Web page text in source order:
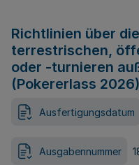
Richtlinien über
terrestrischen,
oder -turnieren
(Pokererlass 2026)
Ausfertigungsdatum
Ausgabennummer